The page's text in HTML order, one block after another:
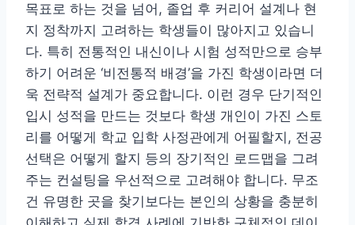
목표로 하는 것을 넘어, 졸업 후 커리어 설계나 현
지 정착까지 고려하는 학생들이 많아지고 있습니
다. 특히 전통적인 내신이나 시험 성적만으로 승부
하기 어려운 ‘비전통적 배경’을 가진 학생이라면 더
욱 전략적 설계가 중요합니다. 이런 경우 단기적인
입시 성적을 만드는 것보다 학생 개인이 가진 스토
리를 어떻게 학교 입학 사정관에게 어필할지, 전공
선택은 어떻게 할지 등의 장기적인 로드맵을 그려
주는 컨설팅을 우선적으로 고려해야 합니다. 무조
건 유명한 곳을 찾기보다는 본인의 상황을 충분히